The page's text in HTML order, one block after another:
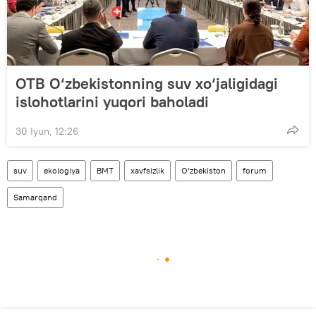
OTB O‘zbekistonning suv xo‘jaligidagi
islohotlarini yuqori baholadi
30 Iyun, 12:26
suv ekologiya BMT xavfsizlik O‘zbekiston forum
Samarqand